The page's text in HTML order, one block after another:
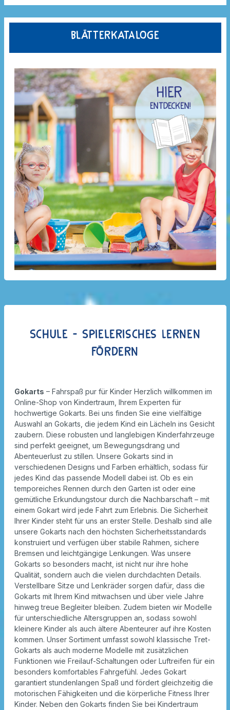
Blätterkataloge
Schule - Spielerisches Lernen
fördern
Gokarts – Fahrspaß pur für Kinder Herzlich willkommen im
Online-Shop von Kindertraum, Ihrem Experten für
hochwertige Gokarts. Bei uns finden Sie eine vielfältige
Auswahl an Gokarts, die jedem Kind ein Lächeln ins Gesicht
zaubern. Diese robusten und langlebigen Kinderfahrzeuge
sind perfekt geeignet, um Bewegungsdrang und
Abenteuerlust zu stillen. Unsere Gokarts sind in
verschiedenen Designs und Farben erhältlich, sodass für
jedes Kind das passende Modell dabei ist. Ob es ein
temporeiches Rennen durch den Garten ist oder eine
gemütliche Erkundungstour durch die Nachbarschaft – mit
einem Gokart wird jede Fahrt zum Erlebnis. Die Sicherheit
Ihrer Kinder steht für uns an erster Stelle. Deshalb sind alle
unsere Gokarts nach den höchsten Sicherheitsstandards
konstruiert und verfügen über stabile Rahmen, sichere
Bremsen und leichtgängige Lenkungen. Was unsere
Gokarts so besonders macht, ist nicht nur ihre hohe
Qualität, sondern auch die vielen durchdachten Details.
Verstellbare Sitze und Lenkräder sorgen dafür, dass die
Gokarts mit Ihrem Kind mitwachsen und über viele Jahre
hinweg treue Begleiter bleiben. Zudem bieten wir Modelle
für unterschiedliche Altersgruppen an, sodass sowohl
kleinere Kinder als auch ältere Abenteurer auf ihre Kosten
kommen. Unser Sortiment umfasst sowohl klassische Tret-
Gokarts als auch moderne Modelle mit zusätzlichen
Funktionen wie Freilauf-Schaltungen oder Luftreifen für ein
besonders komfortables Fahrgefühl. Jedes Gokart
garantiert stundenlangen Spaß und fördert gleichzeitig die
motorischen Fähigkeiten und die körperliche Fitness Ihrer
Kinder. Neben den Gokarts finden Sie bei Kindertraum